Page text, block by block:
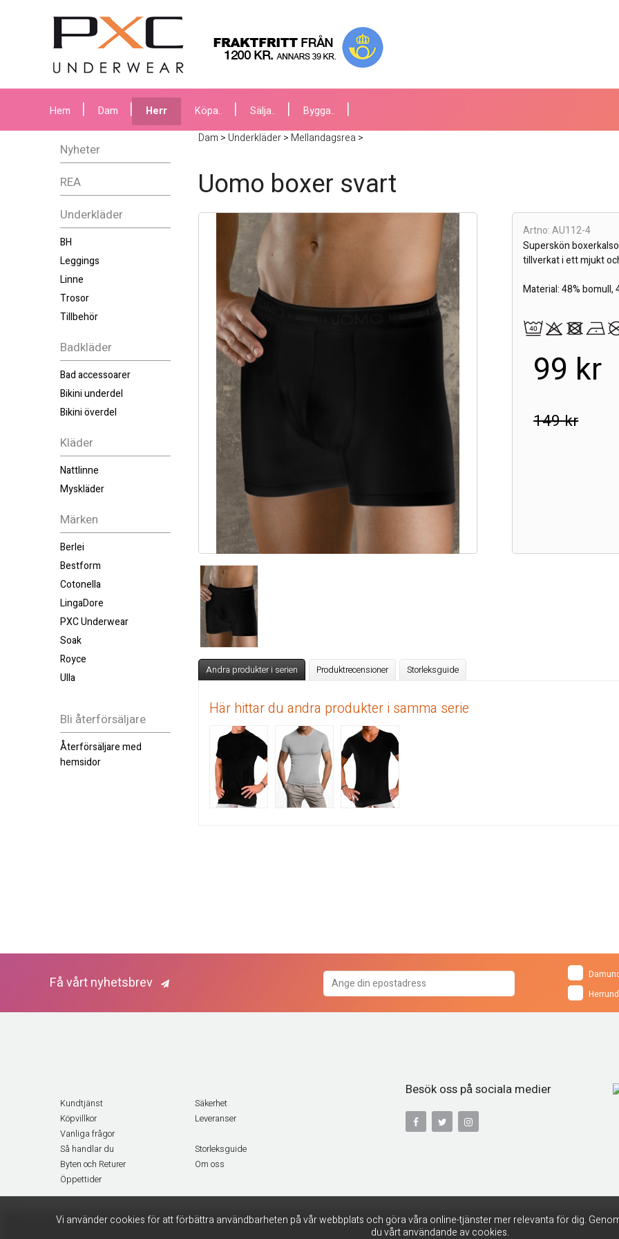
Vi använder cookies för att förbättra användbarheten på vår webbplats och göra våra online-tjänster mer relevanta för dig.
du vårt användande av cookies.
Hem Dam Herr Köpa.. Sälja.. Bygga..
Nyheter
REA
Underkläder
BH
Leggings
Linne
Trosor
Tillbehör
Badkläder
Bad accessoarer
Bikini underdel
Bikini överdel
Kläder
Nattlinne
Myskläder
Märken
Berlei
Bestform
Cotonella
LingaDore
PXC Underwear
Soak
Royce
Ulla
Bli återförsäljare
Återförsäljare med
hemsidor
Dam > Underkläder> Mellandagsrea >
Uomo boxer svart
Artno: AU112-4
Superskön
tillverkat i ett mjukt
Material: 48% bomull,
99 kr
149 kr
Andra produkter i serien Produktrecensioner Storleksguide
Här hittar du andra produkter i samma serie
Få vårt nyhetsbrev
Kundtjänst
Säkerhet
Köpvillkor
Leveranser
Vanliga frågor
Så handlar du
Storleksguide
Byten och Returer
Om oss
Öppettider
Besök oss på sociala medier